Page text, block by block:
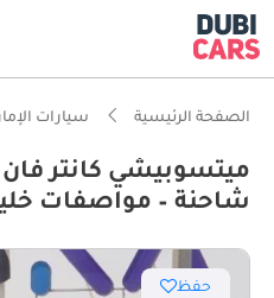
الصفحة الرئيسية سيارات
شاحنة – مواصفات
حفظ